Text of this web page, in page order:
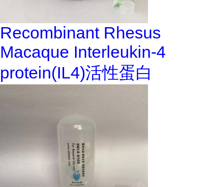
Recombinant Rhesus
Macaque Interleukin-4
protein(IL4)活性蛋白